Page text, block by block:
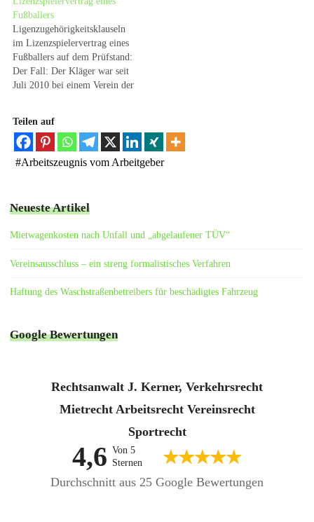
Fußballers
Ligenzugehörigkeitsklauseln
im Lizenzspielervertrag eines
Fußballers auf dem Prüfstand:
Der Fall: Der Kläger war seit
Juli 2010 bei einem Verein der
angestellt. Der Arbeitsvertrag
war bis zum 30.06.2012
dort enthaltenen Klausel nur
Vereinbart war darüber hinaus
Teilen auf
#Arbeitszeugnis vom Arbeitgeber
Neueste Artikel
Mietwagenkosten nach Unfall und „abgelaufener TÜV“
Vereinsausschluss – ein streng formalistisches Verfahren
Haftung des Waschstraßenbetreibers für beschädigtes Fahrzeug
Google Bewertungen
Rechtsanwalt J. Kerner, Verkehrsrecht
Mietrecht Arbeitsrecht Vereinsrecht
Sportrecht
4,6 Von 5
Sternen
Durchschnitt aus 25 Google Bewertungen